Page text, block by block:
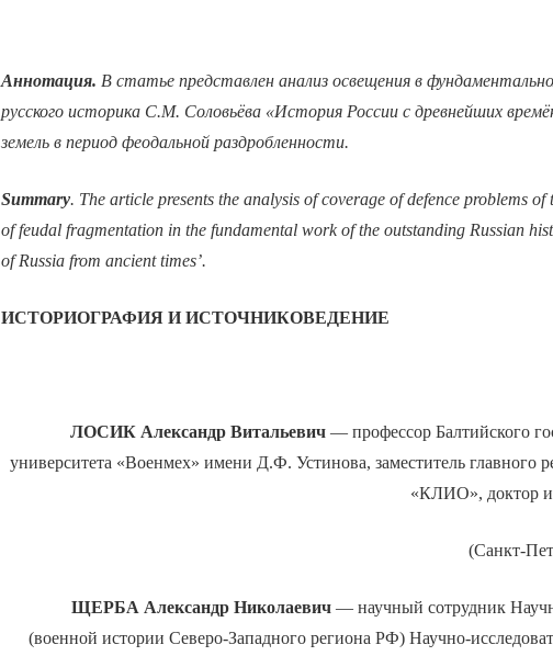
Аннотация. В статье представлен анализ освещения в
русского историка С.М. Соловьёва «История России с древнейших
земель в период феодальной раздробленности.
Summary. The article presents the analysis of coverage of defence problems
of feudal fragmentation in the fundamental work of the outstanding Russian
of Russia from ancient times’.
ИСТОРИОГРАФИЯ И ИСТОЧНИКОВЕДЕНИЕ
ЛОСИК Александр Витальевич— профессор Балтийского
университета «Военмех» имени Д.Ф. Устинова, заместитель главного
«КЛИО», доктор
(Санкт-
ЩЕРБА Александр Николаевич— научный сотрудник
(военной истории Северо-Западного региона РФ) Научно-